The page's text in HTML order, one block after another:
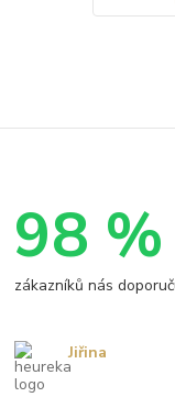
98 %
zákazníků nás
Jiřina